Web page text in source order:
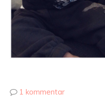
1 kommentar